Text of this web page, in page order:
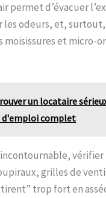
permet d’évacuer
les odeurs, et, surtout,
et micro-
un locataire
d'emploi complet
vérifier
grilles de
trop fort en